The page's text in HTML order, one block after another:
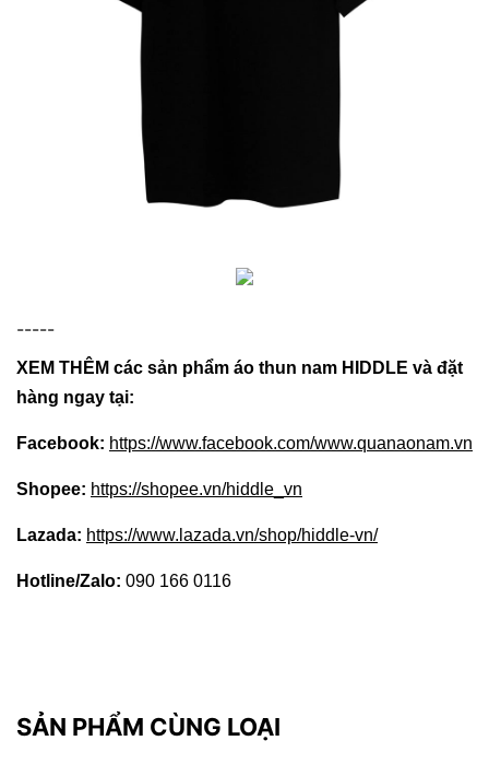
-----
XEM THÊM các sản phẩm áo thun nam HIDDLE và đặt
hàng ngay tại:
Facebook: https://www.facebook.com/www.quanaonam.vn
Shopee: https://shopee.vn/hiddle_vn
Lazada: https://www.lazada.vn/shop/hiddle-vn/
Hotline/Zalo: 090 166 0116
SẢN PHẨM CÙNG LOẠI